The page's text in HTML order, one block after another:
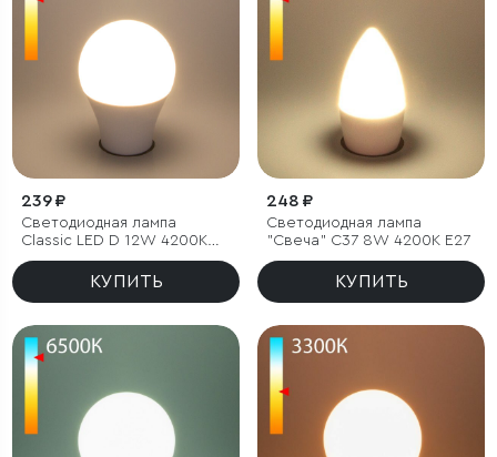
239 ₽
Светодиодная лампа
Classic LED D 12W 4200K
E27 А60
КУПИТЬ
248 ₽
Светодиодная лампа
"Свеча" C37 8W 4200K E27
КУПИТЬ